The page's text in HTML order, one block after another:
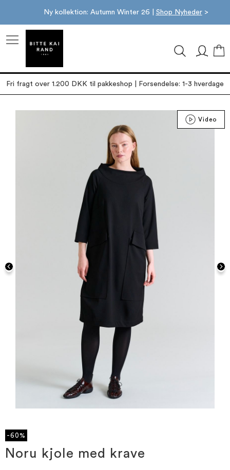
Ny kollektion: Autumn Winter 26 | Shop Nyheder>
Fri fragt over 1.200 DKK til pakkeshop | Forsendelse: 1-3 hverdage
Video
starten
af
billedgalleriet
-60%
Noru kjole med krave